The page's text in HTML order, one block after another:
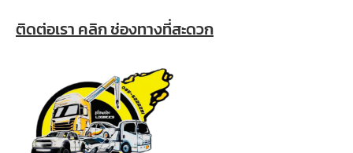
ติดต่อเรา คลิก ช่องทางที่สะดวก